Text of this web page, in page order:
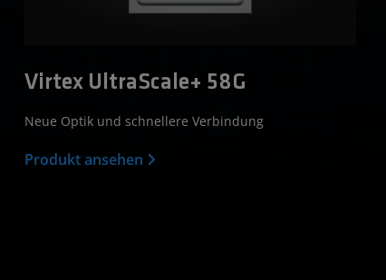
Virtex UltraScale+ 58G
Neue Optik und schnellere Verbindung
Produkt ansehen